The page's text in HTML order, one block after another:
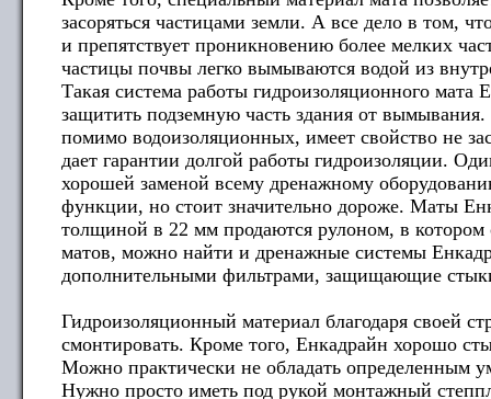
засоряться частицами земли. А все дело в том,
и препятствует проникновению более мелких
частицы почвы легко вымываются водой из
Такая система работы гидроизоляционного мата
защитить подземную часть здания от
помимо водоизоляционных, имеет свойство не
дает гарантии долгой работы гидроизоляции.
хорошей заменой всему дренажному
функции, но стоит значительно дороже. Маты
толщиной в 22 мм продаются рулоном, в
матов, можно найти и дренажные системы
дополнительными фильтрами, защищающие
Гидроизоляционный материал благодаря своей
смонтировать. Кроме того, Енкадрайн хорошо
Можно практически не обладать определенным
Нужно просто иметь под рукой монтажный